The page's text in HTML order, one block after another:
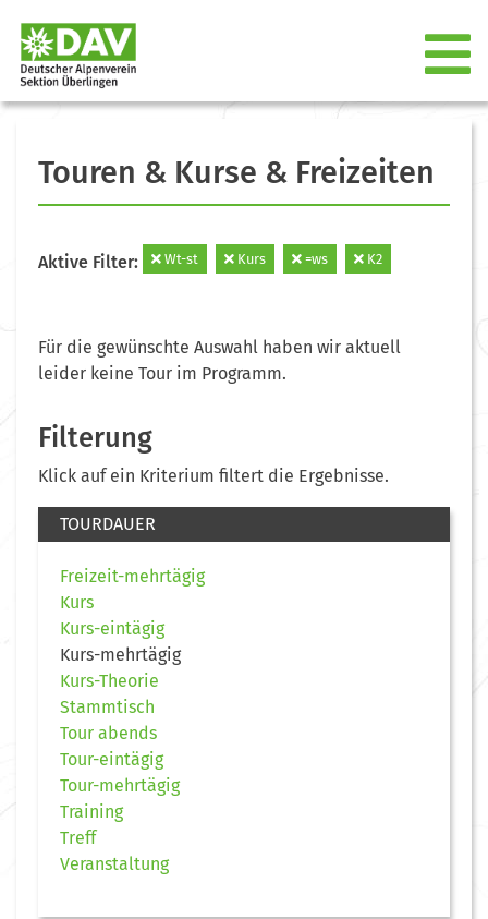
Touren & Kurse & Freizeiten
Aktive Filter: Wt-st Kurs =ws K2
Für die gewünschte Auswahl haben wir aktuell
leider keine Tour im Programm.
Filterung
Klick auf ein Kriterium filtert die Ergebnisse.
TOURDAUER
Freizeit-mehrtägig
Kurs
Kurs-eintägig
Kurs-mehrtägig
Kurs-Theorie
Stammtisch
Tour abends
Tour-eintägig
Tour-mehrtägig
Training
Treff
Veranstaltung